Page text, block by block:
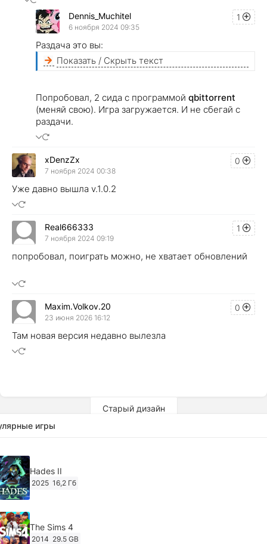
1
Dennis_Muchitel
6 ноября 2024 09:35
Раздача это вы:
Показать / Скрыть текст
Попробовал, 2 сида с программой qbittorrent
(меняй свою). Игра загружается. И не сбегай с
раздачи.
0
xDenzZx
7 ноября 2024 00:38
Уже давно вышла v.1.0.2
1
Real666333
7 ноября 2024 09:19
попробовал, поиграть можно, не хватает обновлений
0
Maxim.Volkov.20
23 июня 2026 16:12
Там новая версия недавно вылезла
Старый дизайн
игры
Hades II
2025 16,2 Гб
The Sims 4
2014 29.5 GB